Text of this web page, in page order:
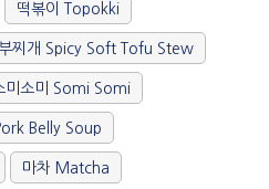
떡볶이 Topokki
찌개 Spicy Soft Tofu Stew
미소미 Somi Somi
Belly Soup
마차 Matcha